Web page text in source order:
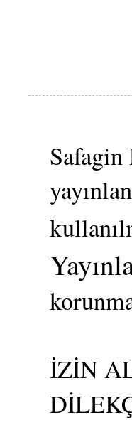
Safagin
İZİN